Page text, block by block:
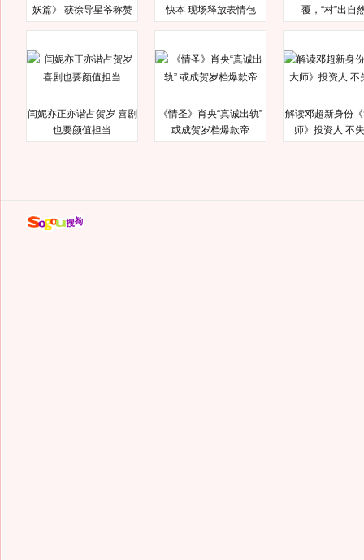
妖篇》 获徐导星爷称赞
快本 现场释放表情包
覆，“村”出自
闫妮亦正亦谐占贺岁 喜剧
也要颜值担当
《情圣》肖央“真诚出轨”
或成贺岁档爆款帝
解读邓超新身份
师》投资人 不